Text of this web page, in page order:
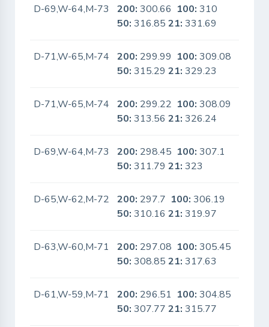
D-69,W-64,M-73 200: 300.66 100: 310
50: 316.8521: 331.69
D-71,W-65,M-74 200: 299.99 100: 309.08
50: 315.2921: 329.23
D-71,W-65,M-74 200: 299.22 100: 308.09
50: 313.5621: 326.24
D-69,W-64,M-73 200: 298.45 100: 307.1
50: 311.7921: 323
D-65,W-62,M-72 200: 297.7 100: 306.19
50: 310.1621: 319.97
D-63,W-60,M-71 200: 297.08 100: 305.45
50: 308.8521: 317.63
D-61,W-59,M-71 200: 296.51 100: 304.85
50: 307.7721: 315.77